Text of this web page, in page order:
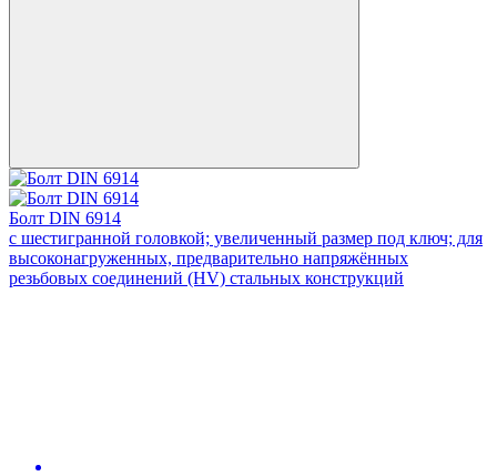
Болт DIN 6914
с шестигранной головкой; увеличенный размер под ключ; для
высоконагруженных, предварительно напряжённых
резьбовых соединений (HV) стальных конструкций